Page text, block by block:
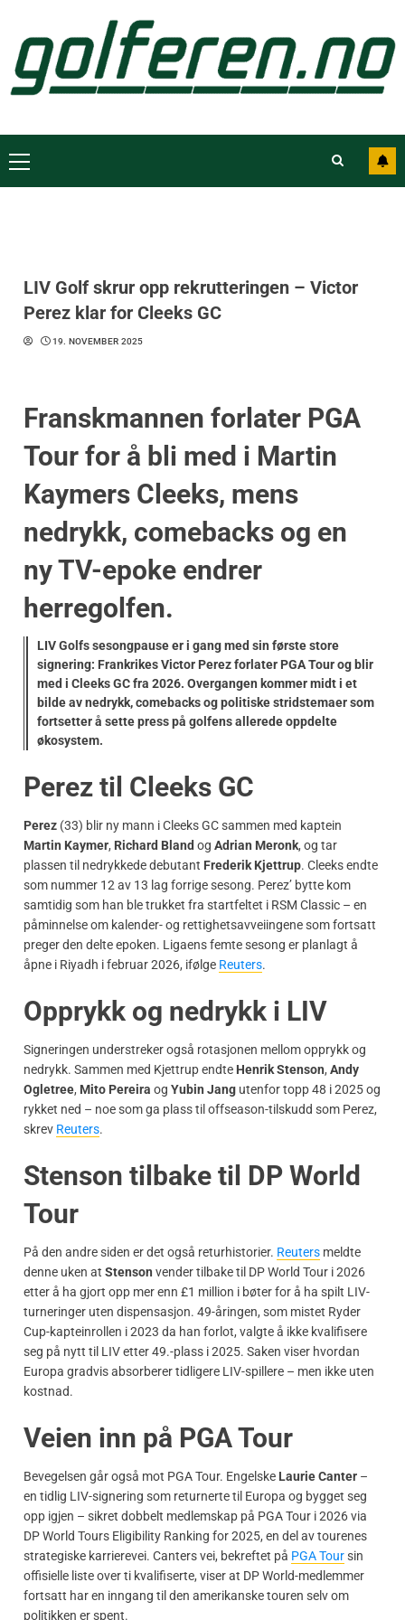
LIV Golf skrur opp rekrutteringen – Victor
Perez klar for Cleeks GC
19. NOVEMBER 2025
Franskmannen forlater PGA
Tour for å bli med i Martin
Kaymers Cleeks, mens
nedrykk, comebacks og en
ny TV-epoke endrer
herregolfen.
LIV Golfs sesongpause er i gang med sin første store
signering: FrankrikesVictor Perezforlater PGA Tour og blir
med i Cleeks GC fra 2026. Overgangen kommer midt i et
bilde av nedrykk, comebacks og politiske stridstemaer som
fortsetter å sette press på golfens allerede oppdelte
økosystem.
Perez til Cleeks GC
Perez (33) blir ny mann i Cleeks GC sammen med kaptein
Martin Kaymer, Richard Bland og Adrian Meronk, og tar
plassen til nedrykkede debutant Frederik Kjettrup. Cleeks endte
som nummer 12 av 13 lag forrige sesong. Perez’ bytte kom
samtidig som han ble trukket fra startfeltet i RSM Classic – en
påminnelse om kalender- og rettighetsavveiingene som fortsatt
preger den delte epoken. Ligaens femte sesong er planlagt å
åpne i Riyadh i februar 2026, ifølge Reuters.
Opprykk og nedrykk i LIV
Signeringen understreker også rotasjonen mellom opprykk og
nedrykk. Sammen med Kjettrup endte Henrik Stenson, Andy
Ogletree, Mito Pereira og Yubin Jang utenfor topp 48 i 2025 og
rykket ned – noe som ga plass til offseason-tilskudd som Perez,
skrev Reuters.
Stenson tilbake til DP World
Tour
På den andre siden er det også returhistorier. Reuters meldte
denne uken at Stenson vender tilbake til DP World Tour i 2026
etter å ha gjort opp mer enn £1 million i bøter for å ha spilt LIV-
turneringer uten dispensasjon. 49-åringen, som mistet Ryder
Cup-kapteinrollen i 2023 da han forlot, valgte å ikke kvalifisere
seg på nytt til LIV etter 49.-plass i 2025. Saken viser hvordan
Europa gradvis absorberer tidligere LIV-spillere – men ikke uten
kostnad.
Veien inn på PGA Tour
Bevegelsen går også mot PGA Tour. Engelske Laurie Canter –
en tidlig LIV-signering som returnerte til Europa og bygget seg
opp igjen – sikret dobbelt medlemskap på PGA Tour i 2026 via
DP World Tours Eligibility Ranking for 2025, en del av tourenes
strategiske karrierevei. Canters vei, bekreftet på PGA Toursin
offisielle liste over ti kvalifiserte, viser at DP World-medlemmer
fortsatt har en inngang til den amerikanske touren selv om
politikken er spent.